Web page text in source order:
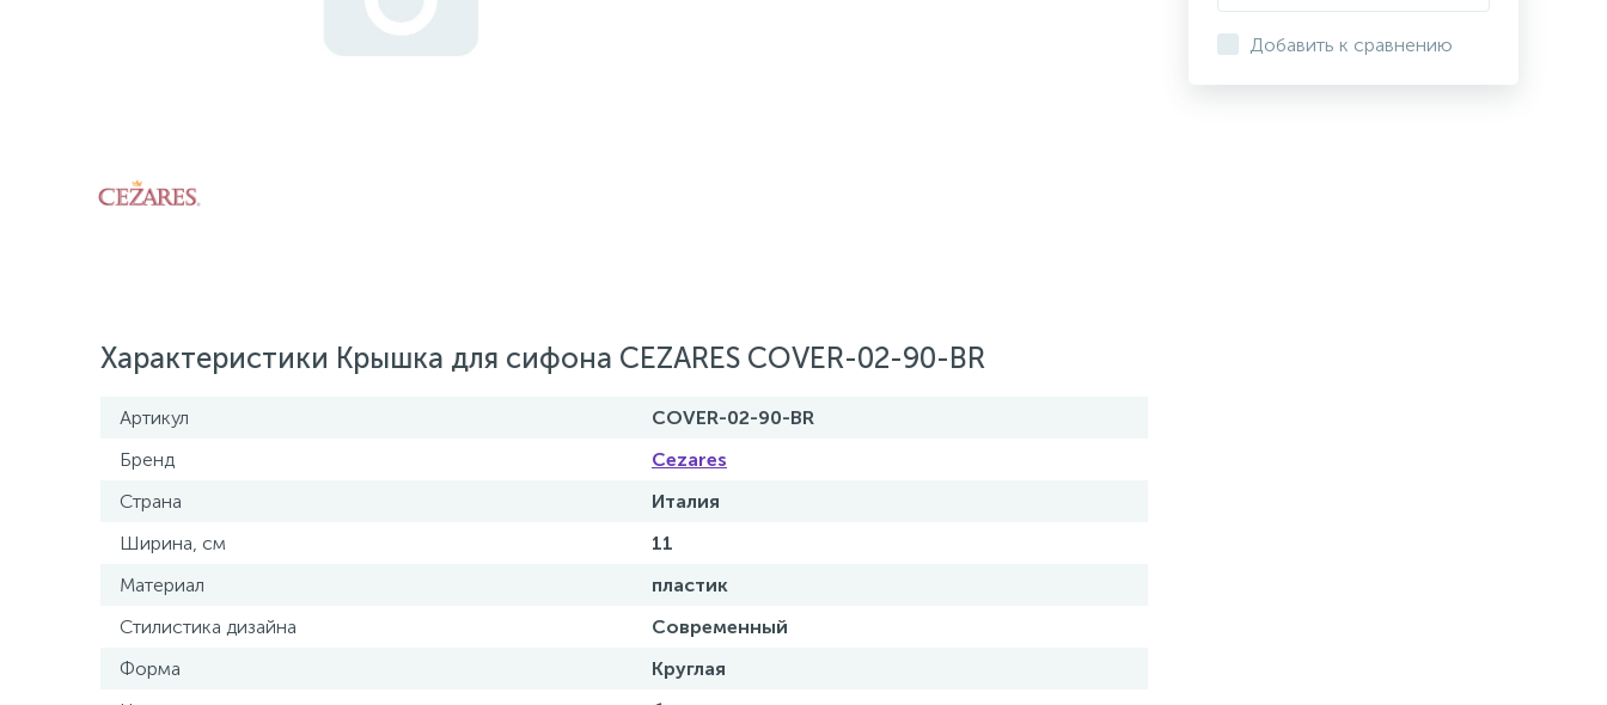
Характеристики Крышка для сифона CEZARES COVER-02-90-BR
Артикул
COVER-02-90-BR
Бренд
Cezares
Страна
Италия
Ширина, см
11
Материал
пластик
Стилистика дизайна
Современный
Форма
Круглая
Добавить к сравнению